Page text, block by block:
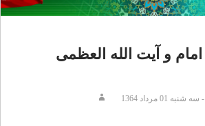
و آیت الله العظمی